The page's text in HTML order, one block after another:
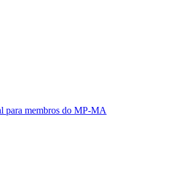
para membros do MP-MA